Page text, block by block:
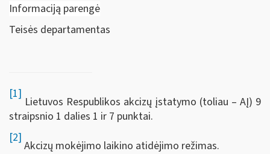
Informaciją parengė
Teisės departamentas
[1]
Lietuvos Respublikos akcizų įstatymo (toliau – AĮ) 9
straipsnio 1 dalies 1 ir 7 punktai.
[2]
Akcizų mokėjimo laikino atidėjimo režimas.